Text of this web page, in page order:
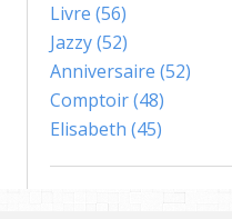
Livre (56)
Jazzy(52)
Anniversaire (52)
Comptoir(48)
Elisabeth (45)